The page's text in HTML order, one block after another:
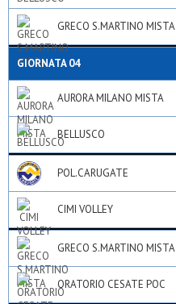
GRECO S.MARTINO MISTA
GIORNATA 04
AURORA MILANO MISTA
BELLUSCO
POL.CARUGATE
CIMI VOLLEY
GRECO S.MARTINO MISTA
ORATORIO CESATE POC